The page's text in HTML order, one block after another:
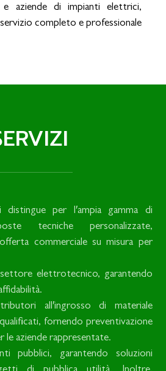
aziende di impianti elettrici,
completo e professionale
per l′ampia gamma di
tecniche personalizzate,
commerciale su misura per
elettrotecnico, garantendo
all′ingrosso di materiale
fornendo preventivazione
aziende rappresentate.
pubblici, garantendo soluzioni